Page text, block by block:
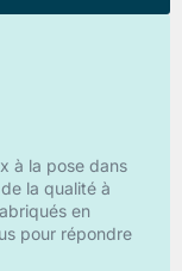
à la pose dans
la qualité à
en
pour répondre